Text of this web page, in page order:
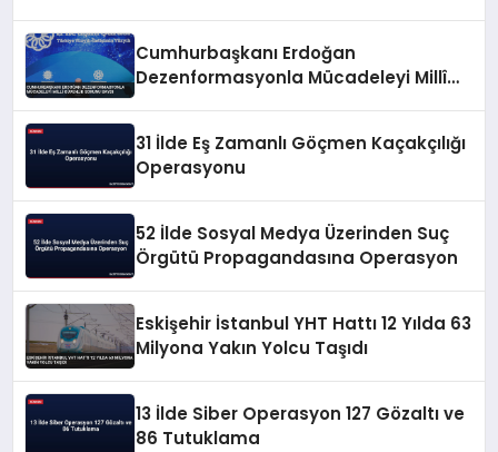
Cumhurbaşkanı Erdoğan
Dezenformasyonla Mücadeleyi Millî
31 İlde Eş Zamanlı Göçmen Kaçakçılığı
Operasyonu
52 İlde Sosyal Medya Üzerinden Suç
Örgütü Propagandasına Operasyon
Eskişehir İstanbul YHT Hattı 12 Yılda 63
Milyona Yakın Yolcu Taşıdı
13 İlde Siber Operasyon 127 Gözaltı ve
86 Tutuklama